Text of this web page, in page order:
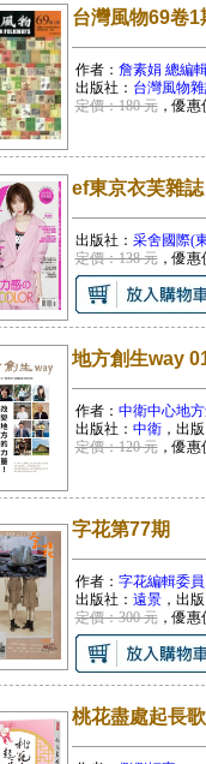
台灣風物69卷1
作者： 詹素娟 總編
出版社： 台灣風物
定價：180 元，優惠
ef東京衣芙雜
出版社： 采舍國際(
定價：138 元，優惠
地方創生way
作者： 中衛中心地
出版社： 中衛，出
定價：120 元，優惠
字花第77期
作者： 字花編輯委員
出版社： 遠景，出
定價：300 元，優惠
桃花盡處起長